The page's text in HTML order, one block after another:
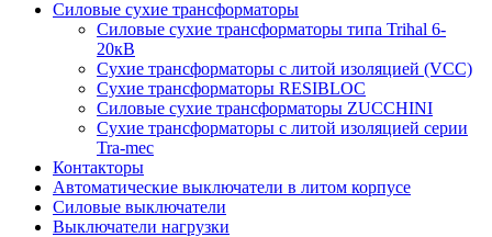
Силовые сухие трансформаторы
Силовые сухие трансформаторы типа Trihal 6-
20кВ
Сухие трансформаторы с литой изоляцией (VCC)
Сухие трансформаторы RESIBLOC
Силовые сухие трансформаторы ZUCCHINI
Сухие трансформаторы с литой изоляцией серии
Tra-mec
Контакторы
Автоматические выключатели в литом корпусе
Силовые выключатели
Выключатели нагрузки